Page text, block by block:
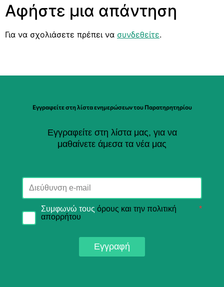
Αφήστε μια απάντηση
Για να σχολιάσετε πρέπει να συνδεθείτε.
Εγγραφείτε στη λίστα ενημερώσεων του Παρατηρητηρίου
Εγγραφείτε στη λίστα μας, για να
μαθαίνετε άμεσα τα νέα μας
Συμφωνώ τους όρους και την πολιτική
απορρήτου
*
Εγγραφή